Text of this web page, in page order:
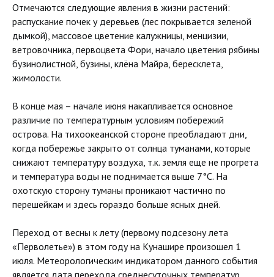
Отмечаются следующие явления в жизни растений:
распускание почек у деревьев (лес покрывается зеленой
дымкой), массовое цветение калужницы, менцизии,
ветровочника, первоцвета Фори, начало цветения рябины
бузинолистной, бузины, клёна Майра, бересклета,
жимолости.
В конце мая – начале июня накапливается основное
различие по температурным условиям побережий
острова. На тихоокеанской стороне преобладают дни,
когда побережье закрыто от солнца туманами, которые
снижают температуру воздуха, т.к. земля еще не прогрета
и температура воды не поднимается выше 7°С. На
охотскую сторону туманы проникают частично по
перешейкам и здесь гораздо больше ясных дней.
Переход от весны к лету (первому подсезону лета
«Перволетье») в этом году на Кунашире произошел 1
июля. Метеорологическим индикатором данного события
является дата перехода среднесуточных температур